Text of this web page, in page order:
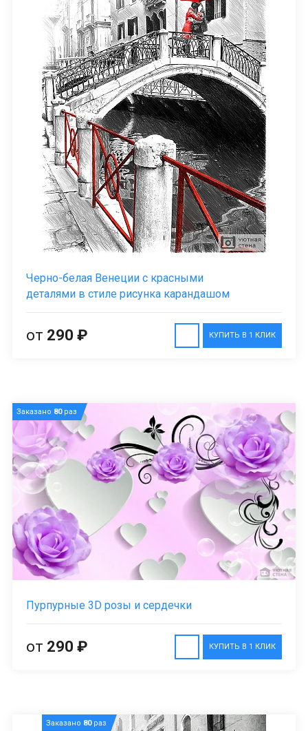
Черно-белая Венеции с красными
деталями в стиле рисунка карандашом
КУПИТЬ В 1 КЛИК
от 290 ₽
Заказано 80раз
Пурпурные 3D розы и сердечки
КУПИТЬ В 1 КЛИК
от 290 ₽
Заказано 80раз